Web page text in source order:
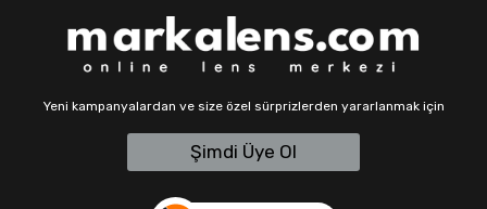
Yeni kampanyalardan ve size özel sürprizlerden yararlanmak için
Şimdi Üye Ol